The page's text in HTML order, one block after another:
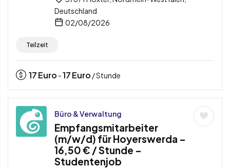
Deutschland
02/08/2026
Teilzeit
17Euro -17Euro / Stunde
Büro & Verwaltung
Empfangsmitarbeiter
(m/w/d) für Hoyerswerda –
16,50 € / Stunde –
Studentenjob